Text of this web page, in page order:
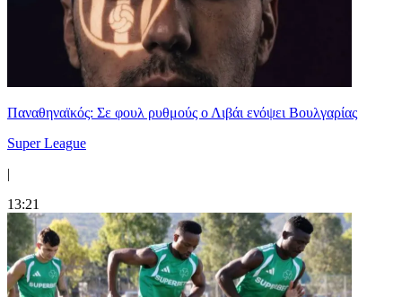
Παναθηναϊκός: Σε φουλ ρυθμούς ο Λιβάι ενόψει Βουλγαρίας
Super League
|
13:21